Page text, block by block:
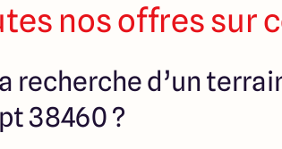
nos offres sur
recherche d’un
38460 ?